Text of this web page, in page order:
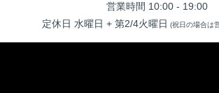
営業時間 10:00 - 19:00
定休日 水曜日 + 第2/4火曜日 (祝日の場合は